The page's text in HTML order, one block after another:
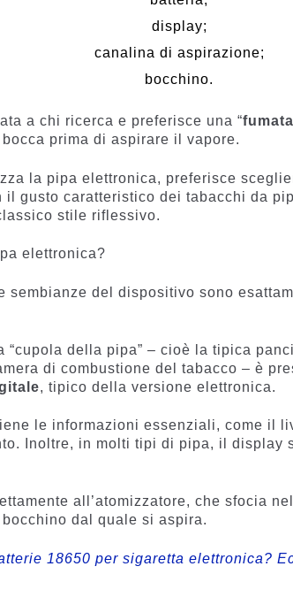
display;
canalina di aspirazione;
bocchino.
a chi ricerca e preferisce una “
bocca prima di aspirare il vapore.
la pipa elettronica, preferisce
il gusto caratteristico dei tabacchi da
stile riflessivo.
elettronica?
sembianze del dispositivo sono
“cupola della pipa” – cioè la tipica
di combustione del tabacco – è
, tipico della versione elettronica.
le informazioni essenziali, come il
Inoltre, in molti tipi di pipa, il display
all’atomizzatore, che sfocia
dal quale si aspira.
18650 per sigaretta elettronica?